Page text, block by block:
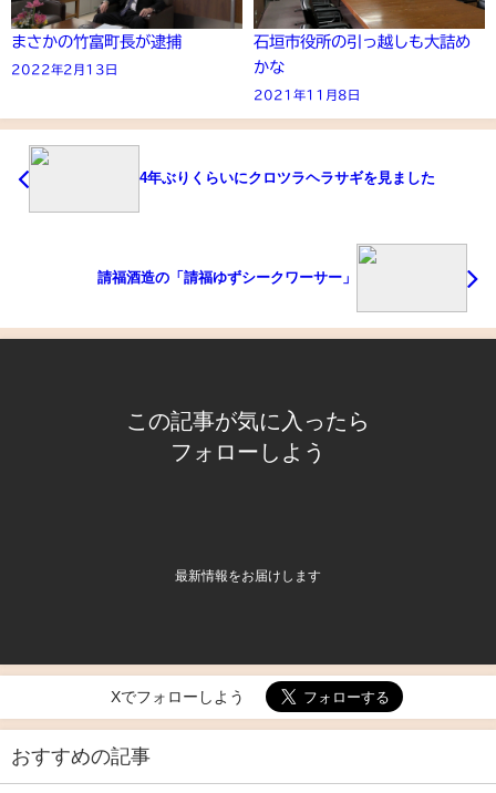
まさかの竹富町長が逮捕
2022年2月13日
石垣市役所の引っ越しも大詰め
かな
2021年11月8日
4年ぶりくらいにクロツラヘラサギを見ました
請福酒造の「請福ゆずシークワーサー」
この記事が気に入ったら
フォローしよう
最新情報をお届けします
Xでフォローしよう
おすすめの記事